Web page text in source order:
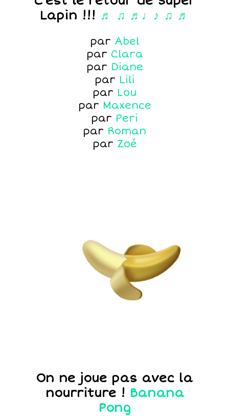
Lapin !!! ♬ ♫ ♬♩♪ ♫ ♬
par Abel
par Clara
par Diane
par Lili
par Lou
par Maxence
par Peri
par Roman
par Zoé
On ne joue pas avec la
nourriture ! Banana
Pong